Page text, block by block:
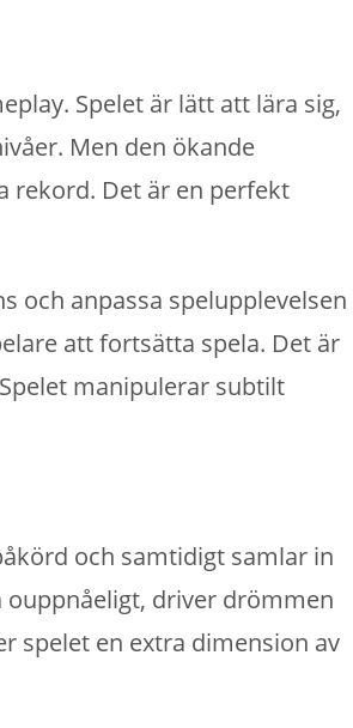
Spelet är lätt att lära sig,
Men den ökande
rekord. Det är en perfekt
och anpassa spelupplevelsen
att fortsätta spela. Det är
manipulerar subtilt
och samtidigt samlar in
ouppnåeligt, driver drömmen
spelet en extra dimension av